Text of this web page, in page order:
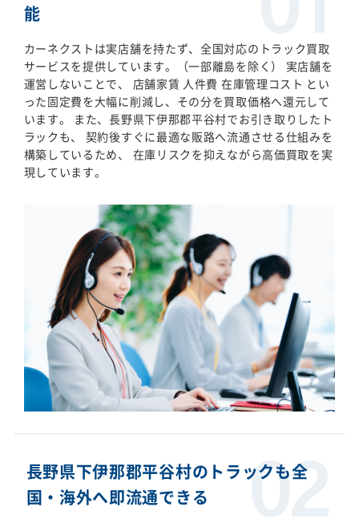
能
カーネクストは実店舗を持たず、全国対応のトラック買取
サービスを提供しています。（一部離島を除く） 実店舗を
運営しないことで、 店舗家賃 人件費 在庫管理コスト とい
った固定費を大幅に削減し、その分を買取価格へ還元して
います。 また、長野県下伊那郡平谷村でお引き取りしたト
ラックも、 契約後すぐに最適な販路へ流通させる仕組みを
構築しているため、 在庫リスクを抑えながら高価買取を実
現しています。
長野県下伊那郡平谷村のトラックも全
国・海外へ即流通できる